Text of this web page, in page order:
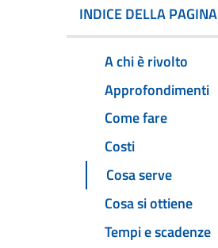
INDICE DELLA PAGINA
A chi è rivolto
Approfondimenti
Come fare
Costi
Cosa serve
Cosa si ottiene
Tempi e scadenze